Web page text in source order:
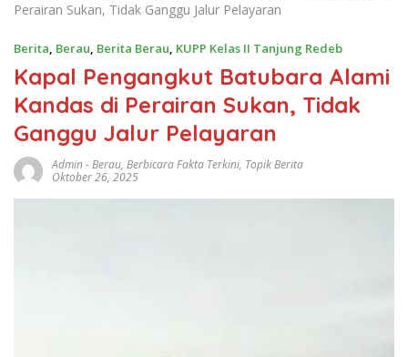
Perairan Sukan, Tidak Ganggu Jalur Pelayaran
Berita, Berau, Berita Berau, KUPP Kelas II Tanjung Redeb
Kapal Pengangkut Batubara Alami
Kandas di Perairan Sukan, Tidak
Ganggu Jalur Pelayaran
Admin-Berau, Berbicara Fakta Terkini, Topik Berita
Oktober 26, 2025